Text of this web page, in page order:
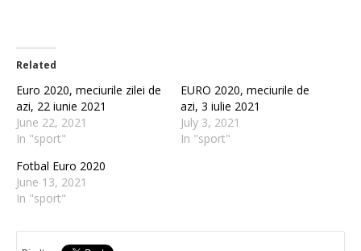
Related
Euro 2020, meciurile zilei de
azi, 22 iunie 2021
June 22, 2021
In "sport"
EURO 2020, meciurile de
azi, 3 iulie 2021
July 3, 2021
In "sport"
Fotbal Euro 2020
June 13, 2021
In "sport"